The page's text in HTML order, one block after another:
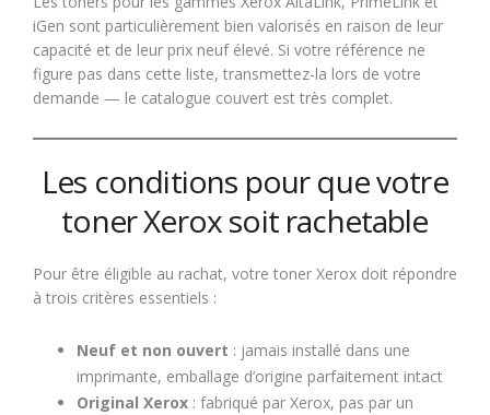
iGen sont particulièrement bien valorisés en raison de leur
capacité et de leur prix neuf élevé. Si votre référence ne
figure pas dans cette liste, transmettez-la lors de votre
demande — le catalogue couvert est très complet.
Les conditions pour que votre
toner Xerox soit rachetable
Pour être éligible au rachat, votre toner Xerox doit répondre
à trois critères essentiels :
Neuf et non ouvert : jamais installé dans une
imprimante, emballage d’origine parfaitement intact
Original Xerox : fabriqué par Xerox, pas par un